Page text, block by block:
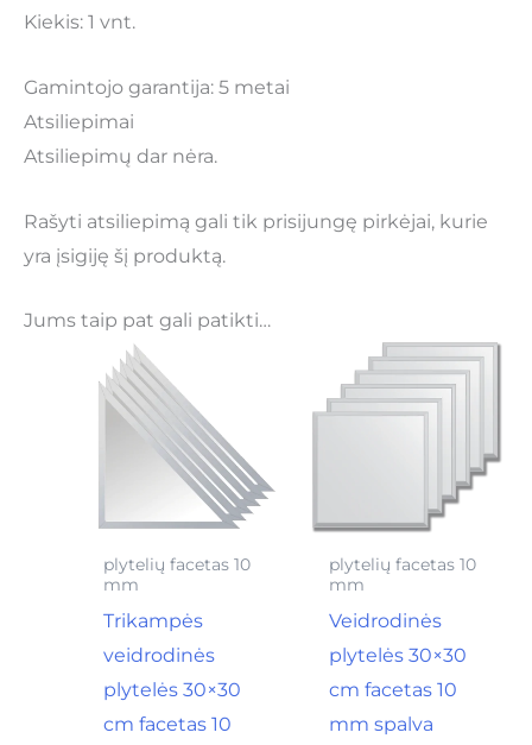
Kiekis: 1 vnt.
Gamintojo garantija: 5 metai
Atsiliepimai
Atsiliepimų dar nėra.
Rašyti atsiliepimą gali tik prisijungę pirkėjai, kurie
yra įsigiję šį produktą.
Jums taip pat gali patikti…
plytelių facetas 10
mm
Trikampės
veidrodinės
plytelės 30×30
cm facetas 10
plytelių facetas 10
mm
Veidrodinės
plytelės 30×30
cm facetas 10
mm spalva